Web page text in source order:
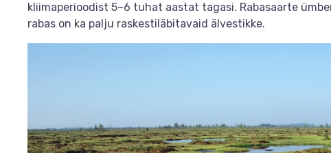
kliimaperioodist 5–6 tuhat aastat tagasi. Rabasaarte
rabas on ka palju raskestiläbitavaid älvestikke.